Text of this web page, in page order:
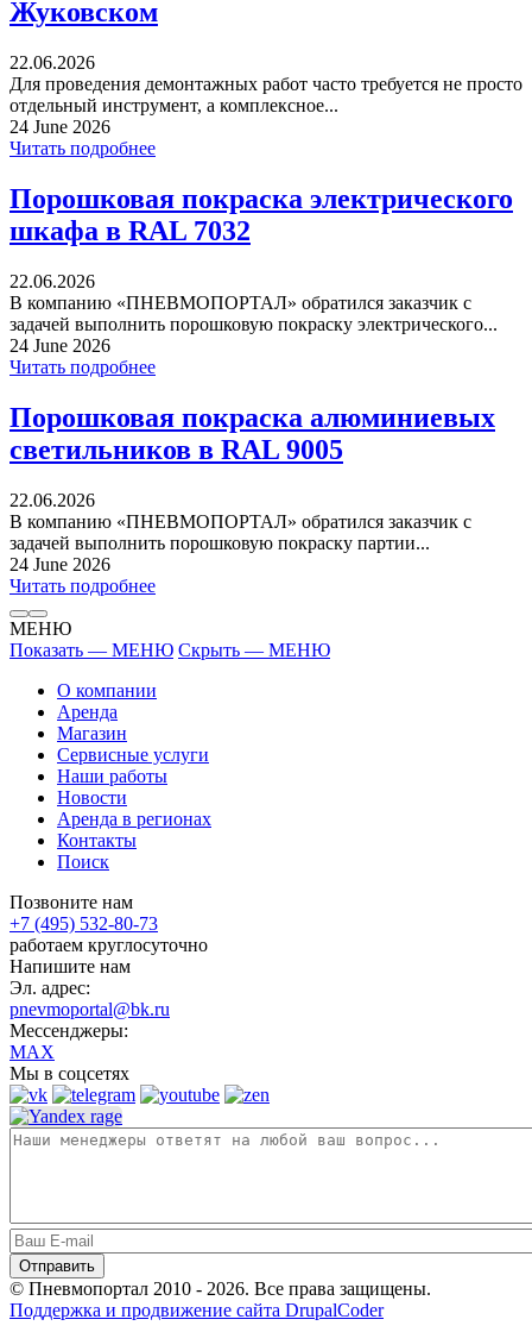
Жуковском
22.06.2026
Для проведения демонтажных работ часто требуется не просто
отдельный инструмент, а комплексное...
24 June 2026
Читать подробнее
Порошковая покраска электрического
шкафа в RAL 7032
22.06.2026
В компанию «ПНЕВМОПОРТАЛ» обратился заказчик с
задачей выполнить порошковую покраску электрического...
24 June 2026
Читать подробнее
Порошковая покраска алюминиевых
светильников в RAL 9005
22.06.2026
В компанию «ПНЕВМОПОРТАЛ» обратился заказчик с
задачей выполнить порошковую покраску партии...
24 June 2026
Читать подробнее
МЕНЮ
Показать — МЕНЮ Скрыть — МЕНЮ
О компании
Аренда
Магазин
Сервисные услуги
Наши работы
Новости
Аренда в регионах
Контакты
Поиск
Позвоните нам
+7 (495) 532-80-73
работаем круглосуточно
Напишите нам
Эл. адрес:
pnevmoportal@bk.ru
Мессенджеры:
MAX
Мы в соцсетях
© Пневмопортал 2010 - 2026. Все права защищены.
Поддержка и продвижение сайта DrupalCoder